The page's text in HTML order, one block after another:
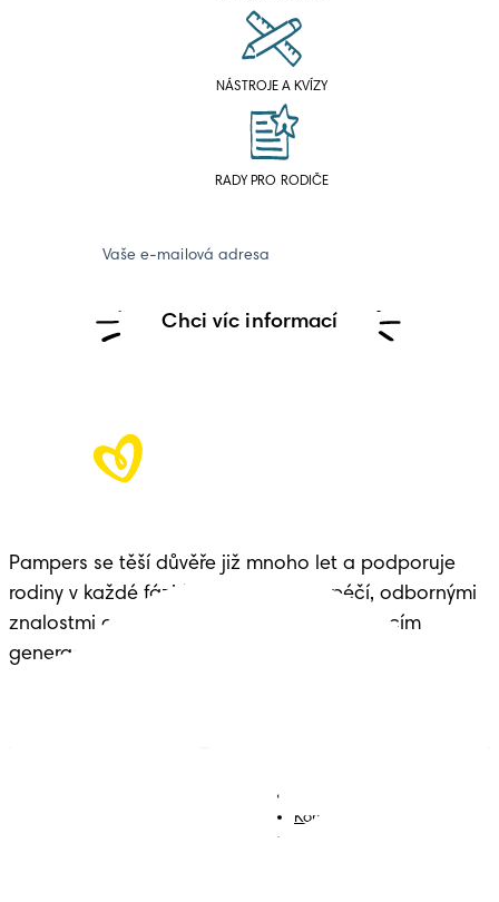
NÁSTROJE A KVÍZY
RADY PRO RODIČE
Vaše e-mailová adresa
Chci víc informací
Pampers se těší důvěře již mnoho let a podporuje
rodiny v každé fázi života dítěte – s péčí, odbornými
znalostmi a dědictvím předávaným budoucím
generacím.
Kontakt